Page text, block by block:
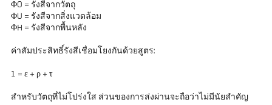
ΦO = รังสีจากวัตถุ
ΦU = รังสีจากสิ่งแวดล้อม
ΦH = รังสีจากพื้นหลัง
ค่าสัมประสิทธิ์รังสีเชื่อมโยงกันด้วยสูตร:
1 = ε + ρ + τ
สำหรับวัตถุที่ไม่โปร่งใส ส่วนของการส่งผ่านจะถือว่าไม่มีนัยสำคัญ